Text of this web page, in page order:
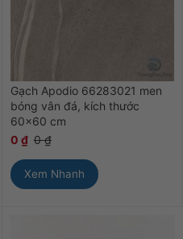
Gạch Apodio 66283021 men
bóng vân đá, kích thước
60×60 cm
0 ₫ 0₫
Xem Nhanh